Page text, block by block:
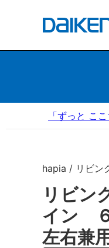
「ずっと こ
hapia / リビン
リビ
イン
左右兼